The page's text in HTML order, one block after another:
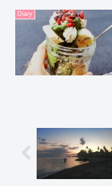
Diary